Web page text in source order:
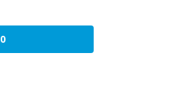
0